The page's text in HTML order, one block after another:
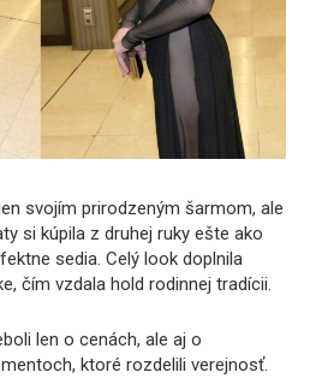
svojím prirodzeným šarmom, ale
si kúpila z druhej ruky ešte ako
sedia. Celý look doplnila
čím vzdala hold rodinnej tradícii.
len o cenách, ale aj o
ktoré rozdelili verejnosť.